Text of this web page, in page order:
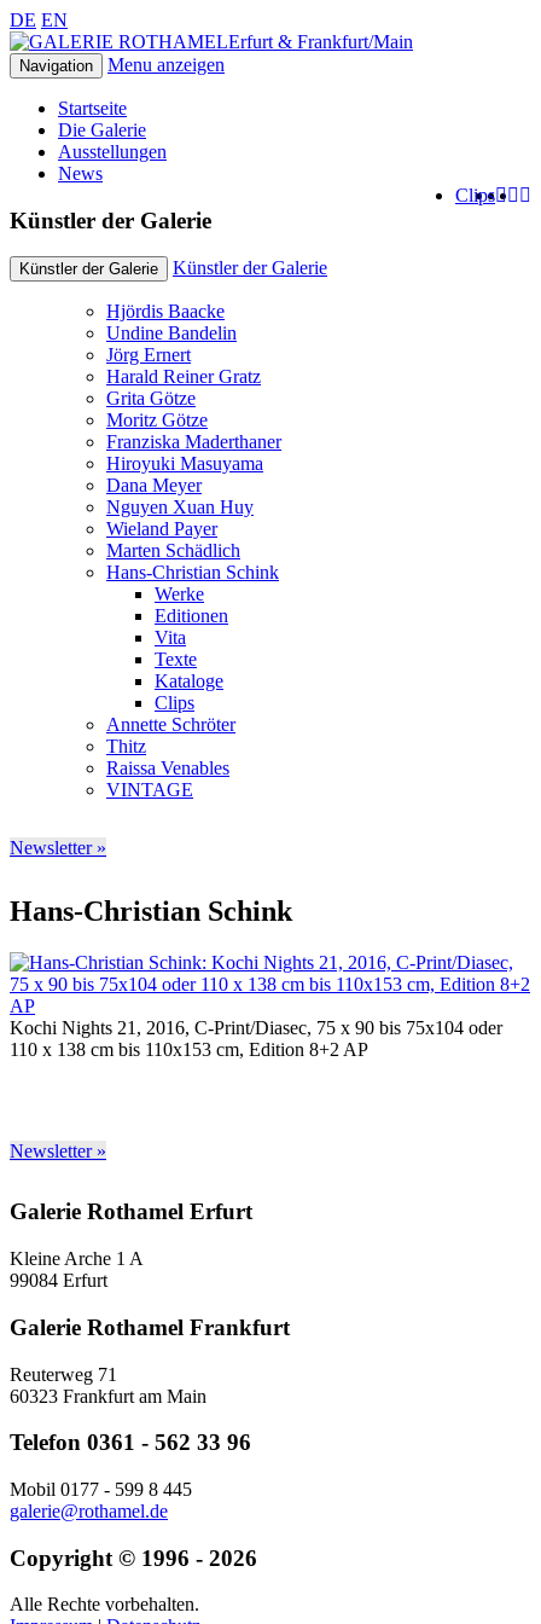
DE EN
Erfurt & Frankfurt/Main
Navigation Menu anzeigen
Startseite
Die Galerie
Ausstellungen
News
Clips
Künstler der Galerie
Künstler der Galerie Künstler der Galerie
Hjördis Baacke
Undine Bandelin
Jörg Ernert
Harald Reiner Gratz
Grita Götze
Moritz Götze
Franziska Maderthaner
Hiroyuki Masuyama
Dana Meyer
Nguyen Xuan Huy
Wieland Payer
Marten Schädlich
Hans-Christian Schink
Werke
Editionen
Vita
Texte
Kataloge
Clips
Annette Schröter
Thitz
Raissa Venables
VINTAGE
Newsletter »
Hans-Christian Schink
Kochi Nights 21, 2016, C-Print/Diasec, 75 x 90 bis 75x104 oder
110 x 138 cm bis 110x153 cm, Edition 8+2 AP
Newsletter »
Galerie Rothamel Erfurt
Kleine Arche 1 A
99084 Erfurt
Galerie Rothamel Frankfurt
Reuterweg 71
60323 Frankfurt am Main
Telefon 0361 - 562 33 96
Mobil 0177 - 599 8 445
galerie@rothamel.de
Copyright © 1996 - 2026
Alle Rechte vorbehalten.